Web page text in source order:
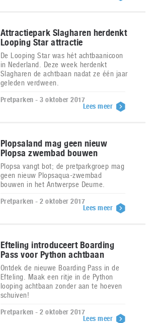
Attractiepark Slagharen herdenkt
Looping Star attractie
De Looping Star was hét achtbaanicoon
in Nederland. Deze week herdenkt
Slagharen de achtbaan nadat ze één jaar
geleden verdween.
Pretparken - 3 oktober 2017
Lees meer
Plopsaland mag geen nieuw
Plopsa zwembad bouwen
Plopsa vangt bot; de pretparkgroep mag
geen nieuw Plopsaqua-zwembad
bouwen in het Antwerpse Deurne.
Pretparken - 2 oktober 2017
Lees meer
Efteling introduceert Boarding
Pass voor Python achtbaan
Ontdek de nieuwe Boarding Pass in de
Efteling. Maak een ritje in de Python
looping achtbaan zonder aan te hoeven
schuiven!
Pretparken - 2 oktober 2017
Lees meer